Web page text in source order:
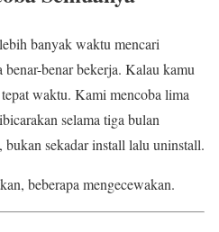
banyak waktu mencari
benar bekerja. Kalau kamu
waktu. Kami mencoba lima
selama tiga bulan
sekadar install lalu uninstall.
beberapa mengecewakan.